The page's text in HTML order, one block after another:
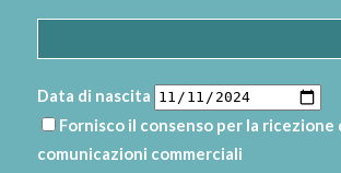
Data di nascita
Fornisco il consenso per la ricezione
comunicazioni commerciali